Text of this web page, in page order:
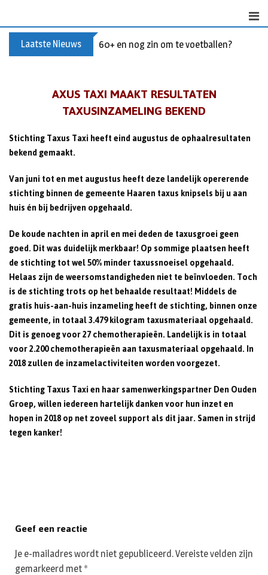
Laatste Nieuws 60+ en nog zin om te voetballen? Kom
AXUS TAXI MAAKT RESULTATEN
TAXUSINZAMELING BEKEND
Stichting Taxus Taxi heeft eind augustus de ophaalresultaten
bekend gemaakt.
Van juni tot en met augustus heeft deze landelijk opererende
stichting binnen de gemeente Haaren taxus knipsels bij u aan
huis én bij bedrijven opgehaald.
De koude nachten in april en mei deden de taxusgroei geen
goed. Dit was duidelijk merkbaar! Op sommige plaatsen heeft
de stichting tot wel 50% minder taxussnoeisel opgehaald.
Helaas zijn de weersomstandigheden niet te beïnvloeden. Toch
is de stichting trots op het behaalde resultaat! Middels de
gratis huis-aan-huis inzameling heeft de stichting, binnen onze
gemeente, in totaal 3.479 kilogram taxusmateriaal opgehaald.
Dit is genoeg voor 27 chemotherapieën. Landelijk is in totaal
voor 2.200 chemotherapieën aan taxusmateriaal opgehaald. In
2018 zullen de inzamelactiviteiten worden voorgezet.
Stichting Taxus Taxi en haar samenwerkingspartner Den Ouden
Groep, willen iedereen hartelijk danken voor hun inzet en
hopen in 2018 op net zoveel support als dit jaar. Samen in strijd
tegen kanker!
Geef een reactie
Je e-mailadres wordt niet gepubliceerd.Vereiste velden zijn
gemarkeerd met *